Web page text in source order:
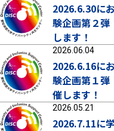
2026.6.30に
験企画第２弾
します！
2026.06.04
2026.6.16に
験企画第１弾
催します！
2026.05.21
2026.7.11に